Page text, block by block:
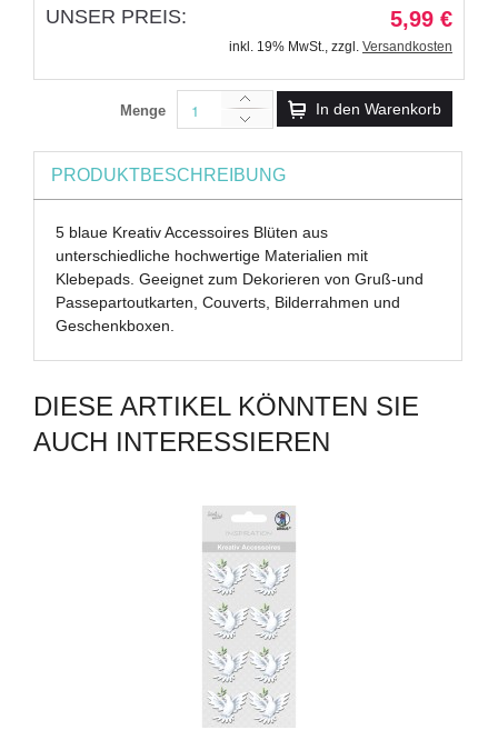
UNSER PREIS: 5,99 €
inkl. 19% MwSt., zzgl. Versandkosten
Menge In den Warenkorb
PRODUKTBESCHREIBUNG
5 blaue Kreativ Accessoires Blüten aus
unterschiedliche hochwertige Materialien mit
Klebepads. Geeignet zum Dekorieren von Gruß-und
Passepartoutkarten, Couverts, Bilderrahmen und
Geschenkboxen.
DIESE ARTIKEL KÖNNTEN SIE
AUCH INTERESSIEREN